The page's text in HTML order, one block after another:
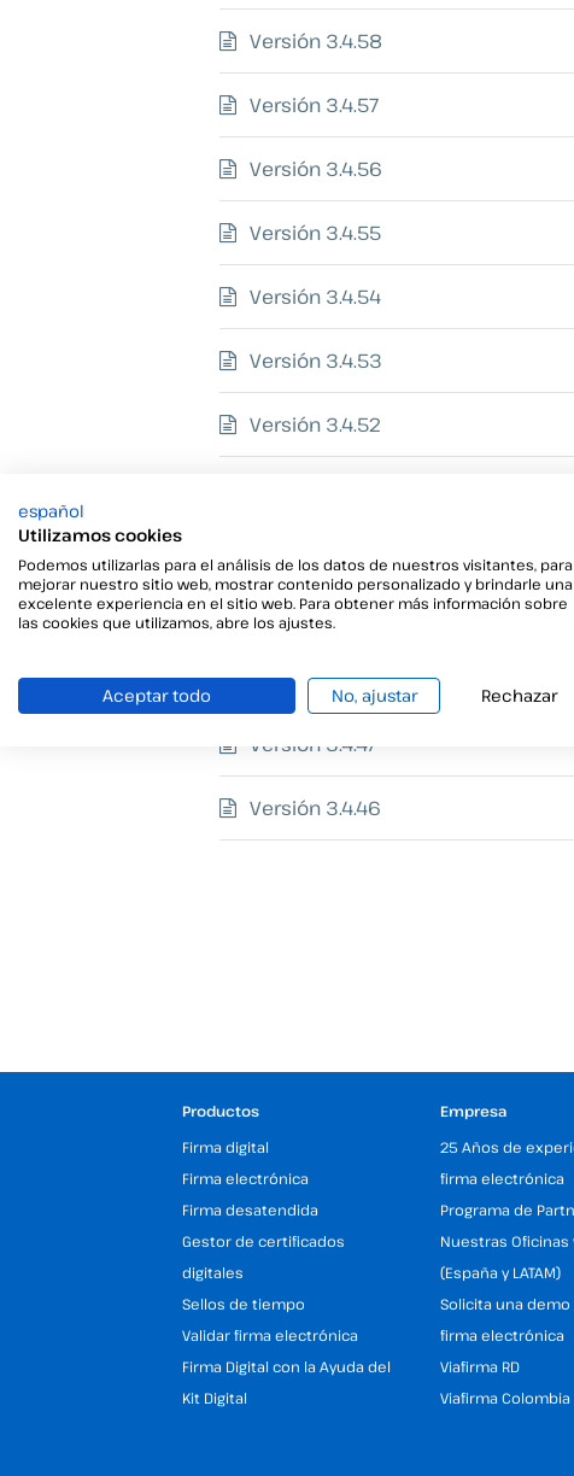
Versión 3.4.58
Versión 3.4.57
Versión 3.4.56
Versión 3.4.55
Versión 3.4.54
Versión 3.4.53
Versión 3.4.52
Versión 3.4.49
Versión 3.4.48
Versión 3.4.47
Versión 3.4.46
Productos
Firma digital
Firma electrónica
Firma desatendida
Gestor de certificados
digitales
Sellos de tiempo
Validar firma electrónica
Firma Digital con la Ayuda del
Kit Digital
Empresa
25 Años de
firma electrónica
Programa de
Nuestras Oficinas
(España y LATAM)
Solicita una
firma electrónica
Viafirma RD
Viafirma Colombia
español
Utilizamos cookies
Podemos utilizarlas para el análisis de los datos de nuestros visitantes, para
mejorar nuestro sitio web, mostrar contenido personalizado y brindarle una
excelente experiencia en el sitio web. Para obtener más información sobre
las cookies que utilizamos, abre los ajustes.
Aceptar todo No, ajustar Rechazar